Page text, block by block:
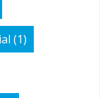
(1)